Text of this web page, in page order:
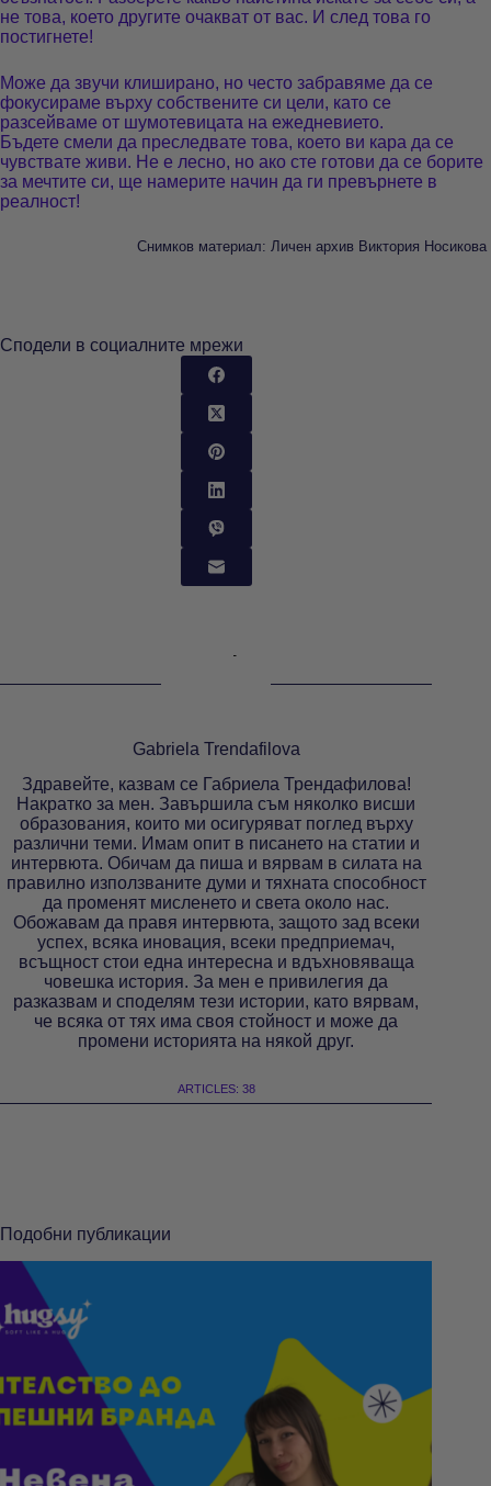
не това, което другите очакват от вас. И след това го
постигнете!
Може да звучи клиширано, но често забравяме да се
фокусираме върху собствените си цели, като се
разсейваме от шумотевицата на ежедневието.
Бъдете смели да преследвате това, което ви кара да се
чувствате живи. Не е лесно, но ако сте готови да се борите
за мечтите си, ще намерите начин да ги превърнете в
реалност!
Снимков материал: Личен архив Виктория Носикова
Сподели в социалните мрежи
Gabriela Trendafilova
Здравейте, казвам се Габриела Трендафилова!
Накратко за мен. Завършила съм няколко висши
образования, които ми осигуряват поглед върху
различни теми. Имам опит в писането на статии и
интервюта. Обичам да пиша и вярвам в силата на
правилно използваните думи и тяхната способност
да променят мисленето и света около нас.
Обожавам да правя интервюта, защото зад всеки
успех, всяка иновация, всеки предприемач,
всъщност стои една интересна и вдъхновяваща
човешка история. За мен е привилегия да
разказвам и споделям тези истории, като вярвам,
че всяка от тях има своя стойност и може да
промени историята на някой друг.
ARTICLES: 38
Подобни публикации